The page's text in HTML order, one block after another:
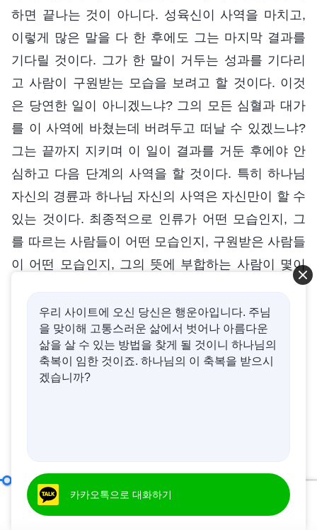
하면 끝나는 것이 아니다. 성육신이 사역을 마치고,
이렇게 많은 말을 다 한 후에도 그는 마지막 결과를
기다릴 것이다. 그가 한 말이 거두는 성과를 기다리
고 사람이 구원받는 모습을 보려고 할 것이다. 이것
은 당연한 일이 아니겠느냐? 그의 모든 심혈과 대가
를 이 사역에 바쳤는데 버려두고 떠날 수 있겠느냐?
그는 끝까지 지키며 이 일이 결과를 거둔 후에야 안
심하고 다음 단계의 사역을 할 것이다. 특히 하나님
자신의 경륜과 하나님 자신의 사역은 자신만이 할 수
있는 것이다. 최종적으로 인류가 어떤 모습인지, 그
를 따르는 사람들이 어떤 모습인지, 구원받은 사람들
이 어떤 모습인지, 그의 뜻에 부합하는 사람이 몇이
나 되는지, 진심으로 그를 사랑하는 사람이 몇이나
되는지, 그를 참으로 인식한 사람이 몇이나 되는지,
그를 위해 헌신한 사람이 몇이나 되는지, 진실로 그
를 경배한 사람은 또 몇이나 되는지 등 이런 일이 모
두 결과가 나와야 한다. ‘하나님께서 땅에서 사역을
을 끝내시고 더 이상 말씀하지 않으시면 영이 떠나신
것이 아닐까?’라고 생각하며 하나님을 의심하기 시
우리 사이트에 오신 당신은 행운아입니다. 주님
을 맞이해 고통스러운 삶에서 벗어나 아름다운
삶을 살 수 있는 방법을 찾게 될 것이니 하나님의
축복이 임한 것이죠. 하나님의 이 축복을 받으시
겠습니까?
카카오톡으로 대화하기
그리스도의 본질은 사랑이다